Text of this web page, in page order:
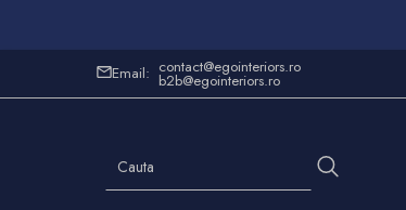
Email: contact@egointeriors.ro
b2b@egointeriors.ro